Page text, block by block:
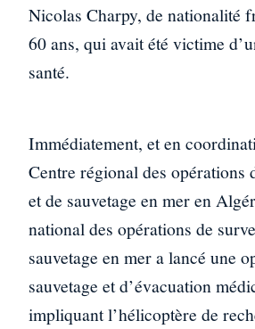
Nicolas Charpy, de nationalité
60 ans, qui avait été victime
santé.
Immédiatement, et en
Centre régional des opérations
et de sauvetage en mer en
national des opérations de
sauvetage en mer a lancé une
sauvetage et d’évacuation
impliquant l’hélicoptère de